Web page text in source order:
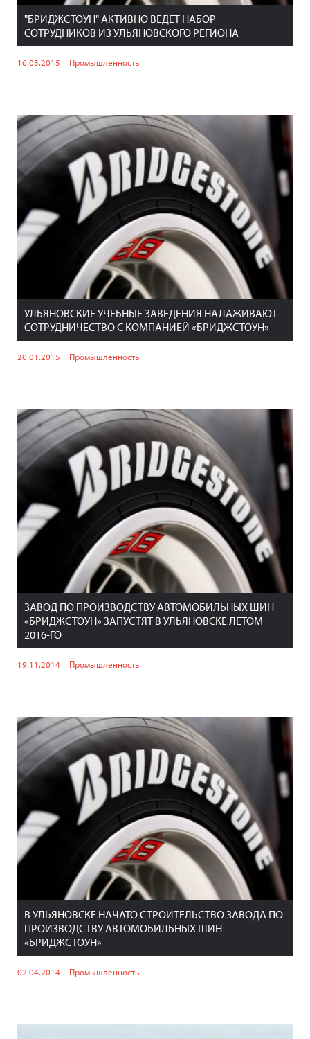
"БРИДЖСТОУН" АКТИВНО ВЕДЕТ НАБОР
СОТРУДНИКОВ ИЗ УЛЬЯНОВСКОГО РЕГИОНА
16.03.2015 Промышленность
УЛЬЯНОВСКИЕ УЧЕБНЫЕ ЗАВЕДЕНИЯ НАЛАЖИВАЮТ
СОТРУДНИЧЕСТВО С КОМПАНИЕЙ «БРИДЖСТОУН»
20.01.2015 Промышленность
ЗАВОД ПО ПРОИЗВОДСТВУ АВТОМОБИЛЬНЫХ ШИН
«БРИДЖСТОУН» ЗАПУСТЯТ В УЛЬЯНОВСКЕ ЛЕТОМ
2016-ГО
19.11.2014 Промышленность
В УЛЬЯНОВСКЕ НАЧАТО СТРОИТЕЛЬСТВО ЗАВОДА ПО
ПРОИЗВОДСТВУ АВТОМОБИЛЬНЫХ ШИН
«БРИДЖСТОУН»
02.04.2014 Промышленность